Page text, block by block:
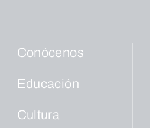
Conócenos
Educación
Cultura